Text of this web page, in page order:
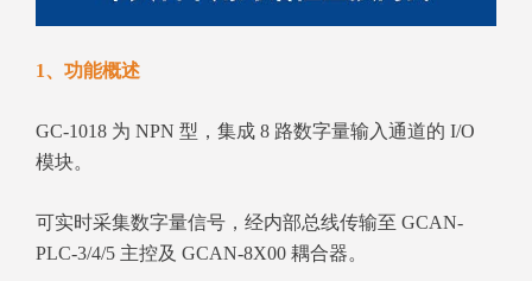
1、功能概述
GC-1018 为 NPN 型，集成 8 路数字量输入通道的 I/O
模块。
可实时采集数字量信号，经内部总线传输至 GCAN-
PLC-3/4/5 主控及 GCAN-8X00 耦合器。